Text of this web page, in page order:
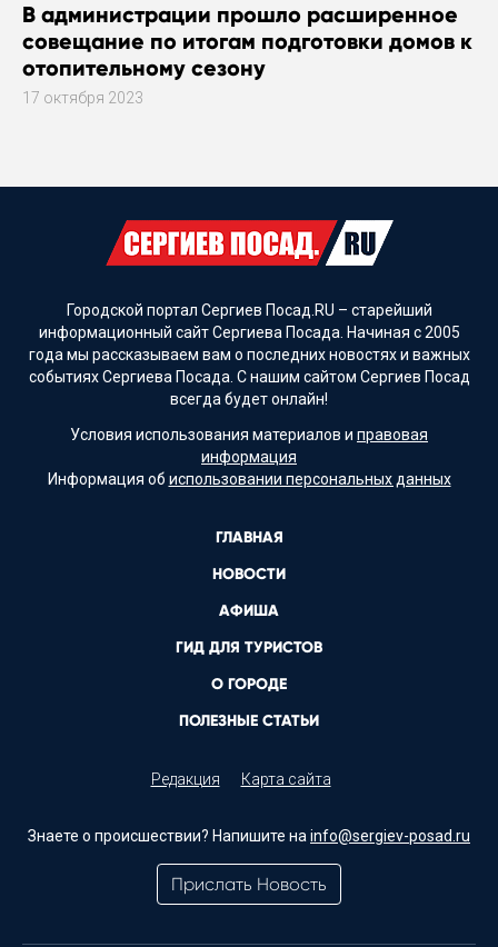
В администрации прошло расширенное
совещание по итогам подготовки домов к
отопительному сезону
17 октября 2023
Городской портал Сергиев Посад.RU – старейший
информационный сайт Сергиева Посада. Начиная с 2005
года мы рассказываем вам о последних новостях и важных
событиях Сергиева Посада. С нашим сайтом Сергиев Посад
всегда будет онлайн!
Условия использования материалов и правовая
информация
Информация об использовании персональных данных
ГЛАВНАЯ
НОВОСТИ
АФИША
ГИД ДЛЯ ТУРИСТОВ
О ГОРОДЕ
ПОЛЕЗНЫЕ СТАТЬИ
Редакция Карта сайта
Знаете о происшествии? Напишите на info@sergiev-posad.ru
Прислать Новость